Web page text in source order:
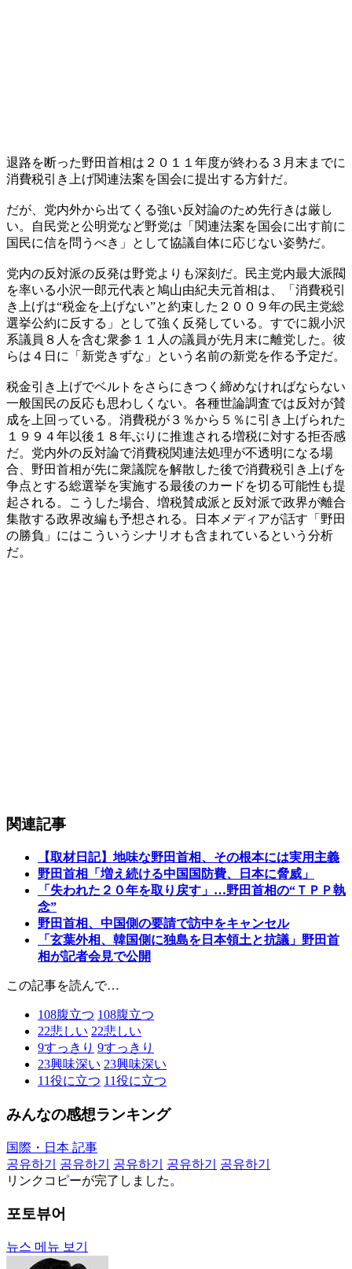
退路を断った野田首相は２０１１年度が終わる３月末までに
消費税引き上げ関連法案を国会に提出する方針だ。
だが、党内外から出てくる強い反対論のため先行きは厳し
い。自民党と公明党など野党は「関連法案を国会に出す前に
国民に信を問うべき」として協議自体に応じない姿勢だ。
党内の反対派の反発は野党よりも深刻だ。民主党内最大派閥
を率いる小沢一郎元代表と鳩山由紀夫元首相は、「消費税引
き上げは“税金を上げない”と約束した２００９年の民主党総
選挙公約に反する」として強く反発している。すでに親小沢
系議員８人を含む衆参１１人の議員が先月末に離党した。彼
らは４日に「新党きずな」という名前の新党を作る予定だ。
税金引き上げでベルトをさらにきつく締めなければならない
一般国民の反応も思わしくない。各種世論調査では反対が賛
成を上回っている。消費税が３％から５％に引き上げられた
１９９４年以後１８年ぶりに推進される増税に対する拒否感
だ。党内外の反対論で消費税関連法処理が不透明になる場
合、野田首相が先に衆議院を解散した後で消費税引き上げを
争点とする総選挙を実施する最後のカードを切る可能性も提
起される。こうした場合、増税賛成派と反対派で政界が離合
集散する政界改編も予想される。日本メディアが話す「野田
の勝負」にはこういうシナリオも含まれているという分析
だ。
関連記事
【取材日記】地味な野田首相、その根本には実用主義
野田首相「増え続ける中国国防費、日本に脅威」
「失われた２０年を取り戻す」…野田首相の“ＴＰＰ執
念”
野田首相、中国側の要請で訪中をキャンセル
「玄葉外相、韓国側に独島を日本領土と抗議」野田首
相が記者会見で公開
この記事を読んで…
108腹立つ 108腹立つ
22悲しい 22悲しい
9すっきり 9すっきり
23興味深い 23興味深い
11役に立つ 11役に立つ
みんなの感想ランキング
国際・日本 記事
공유하기
공유하기 공유하기 공유하기
공유하기
リンクコピーが完了しました。
포토뷰어
뉴스 메뉴 보기